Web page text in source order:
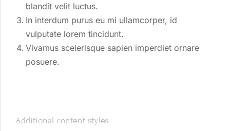
blandit velit luctus.
In interdum purus eu mi ullamcorper, id
vulputate lorem tincidunt.
Vivamus scelerisque sapien imperdiet ornare
posuere.
Additional content styles